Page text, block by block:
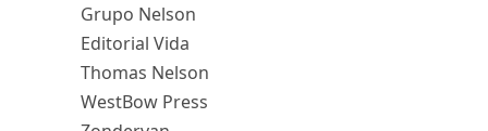
Grupo Nelson
Editorial Vida
Thomas Nelson
WestBow Press